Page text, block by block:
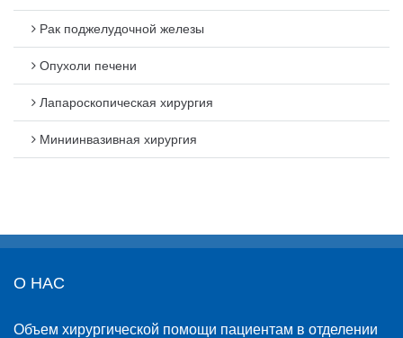
Рак поджелудочной железы
Опухоли печени
Лапароскопическая хирургия
Миниинвазивная хирургия
О НАС
Объем хирургической помощи пациентам в отделении